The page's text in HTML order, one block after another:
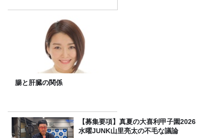
腸と肝臓の関係
【募集要項】真夏の大喜利甲子園2026
水曜JUNK山里亮太の不毛な議論